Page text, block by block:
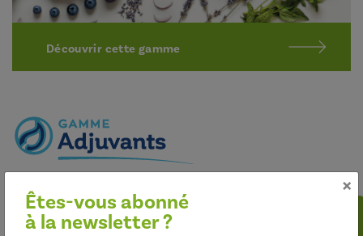
Découvrir cette gamme
Optimiser l’efficacité des traitements
Nos adjuvants permettent d’améliorer l’efficacité des
herbicides, des fongicides, des insecticides et des régulateurs de
×
Êtes-vous abonné
à la newsletter ?